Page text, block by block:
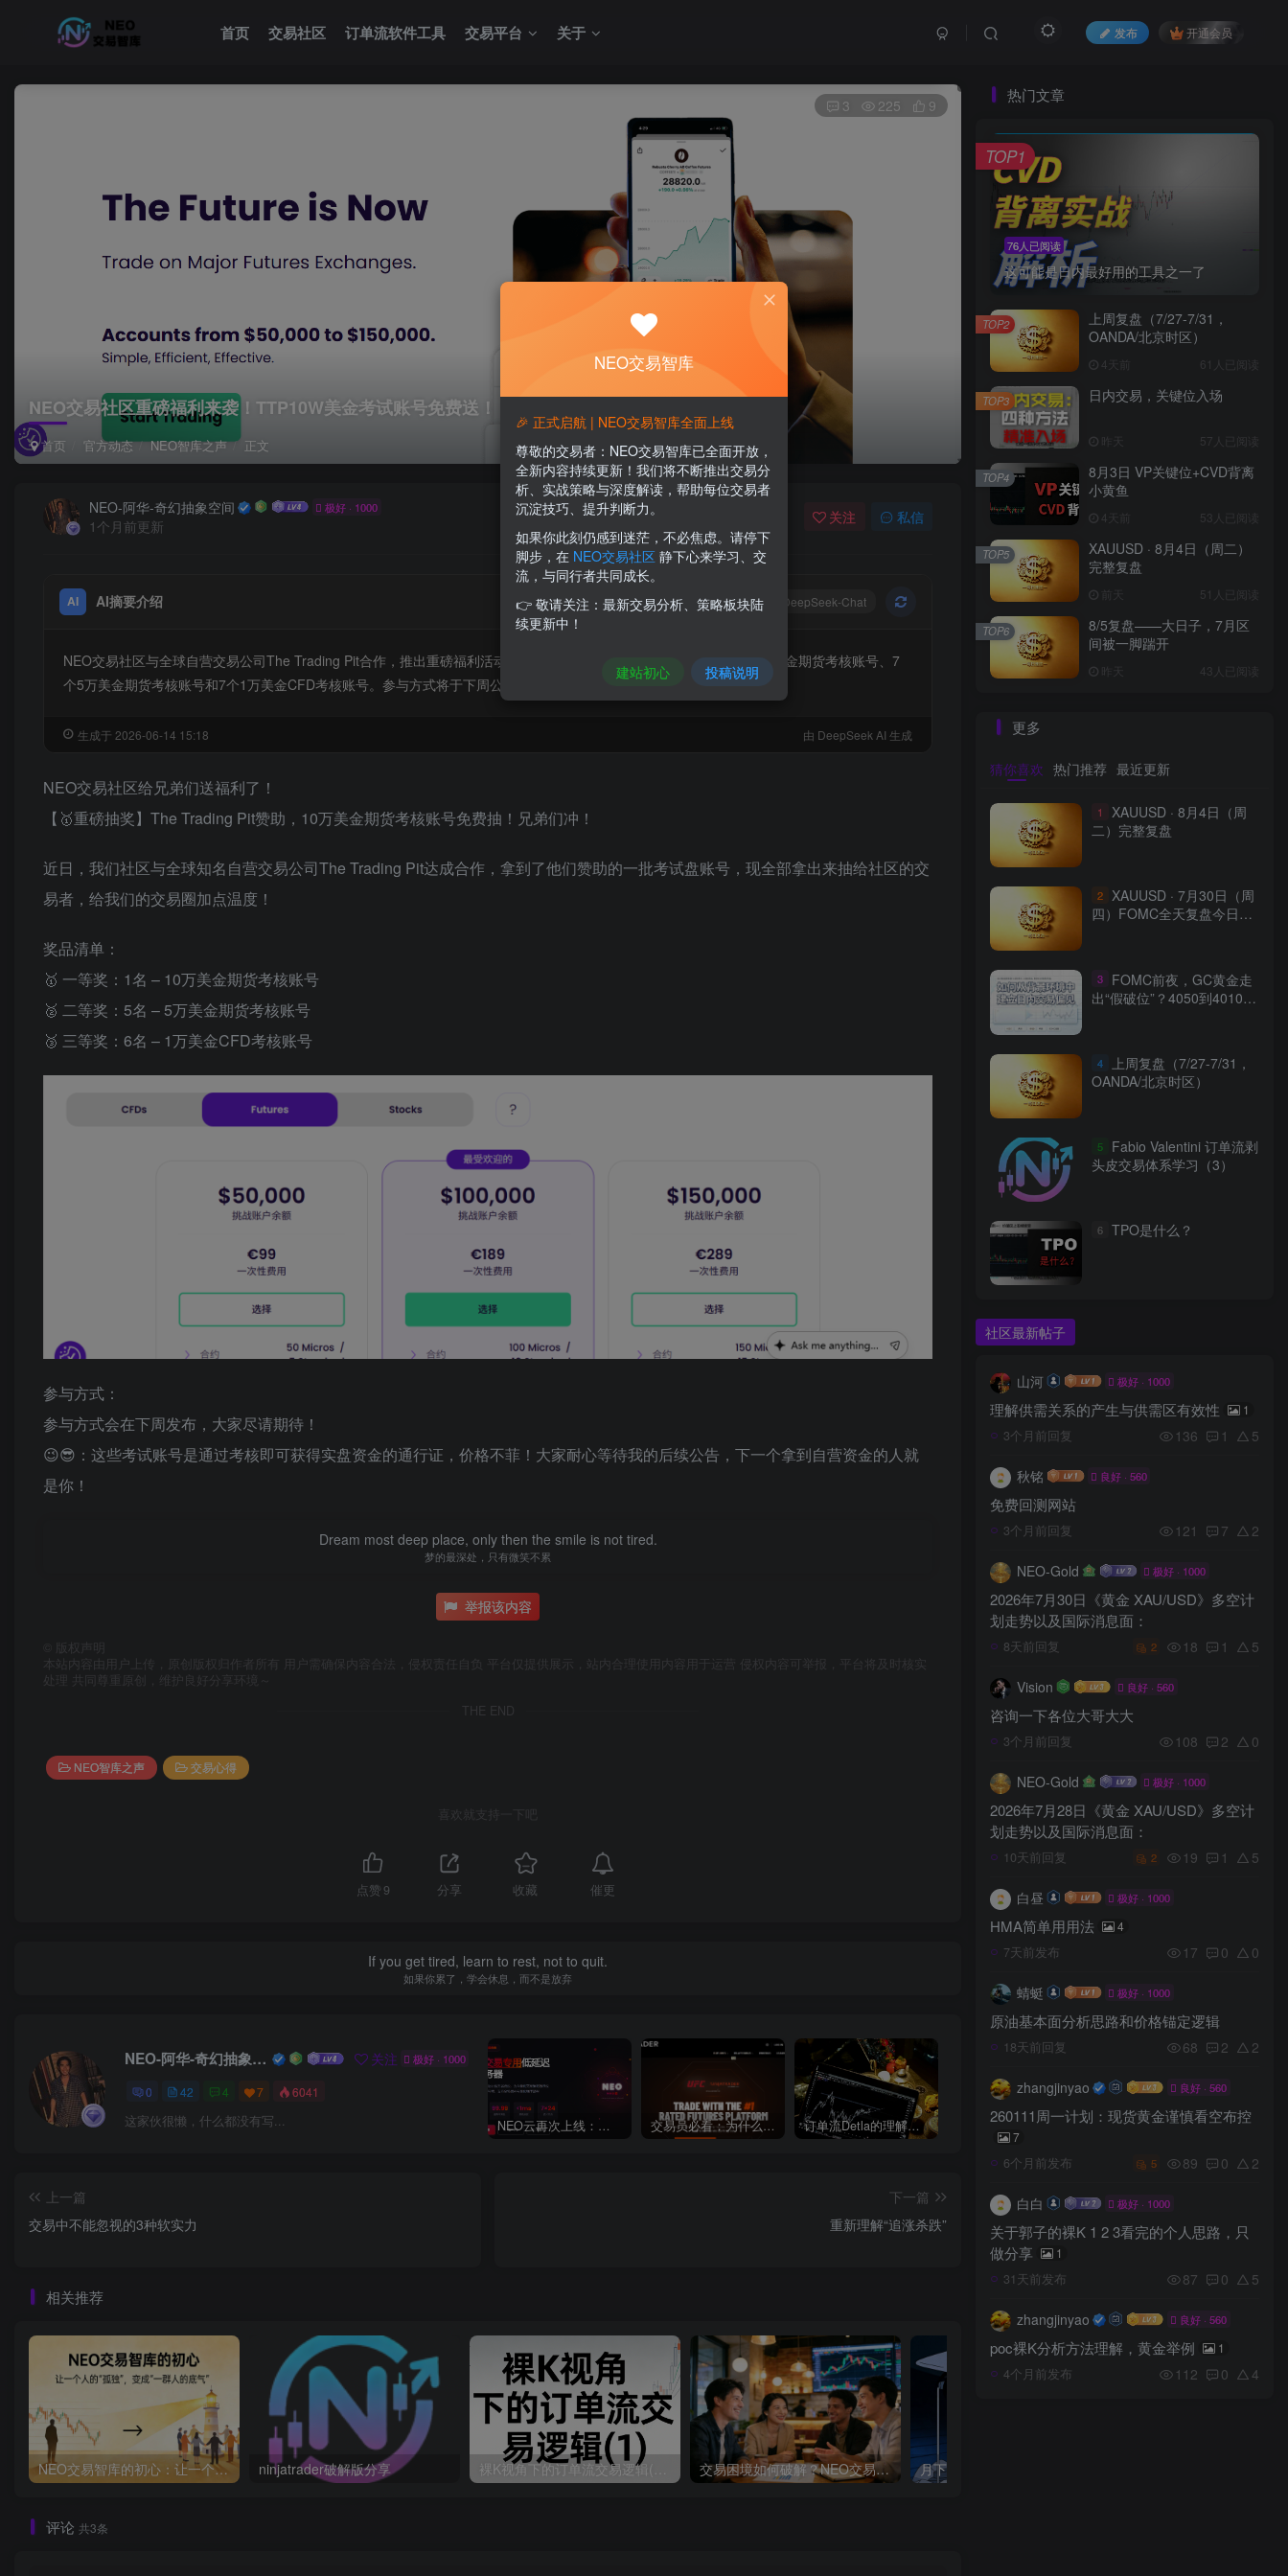
首页 交易社区 订单流软件工具 交易平台 关于 发布 开通会员
NEO交易社区重磅福利来袭！TTP10W美金考试账号免费送！
首页 官方动态 NEO智库之声 正文
3 225 9
NEO-阿华-奇幻抽象空间 极好 · 1000
1个月前更新 关注 私信
AI AI摘要介绍 DeepSeek-Chat
NEO交易社区与全球自营交易公司The Trading Pit合作，推出重磅福利活动，免费赠送一批考核账号。奖品包括1个10万美金期货考核账号、7
个5万美金期货考核账号和7个1万美金CFD考核账号。参与方式将于下周公布，通过考核可获得实盘资金。
生成于 2026-06-14 15:18 由 DeepSeek AI 生成
NEO交易社区给兄弟们送福利了！
【🥇重磅抽奖】The Trading Pit赞助，10万美金期货考核账号免费抽！兄弟们冲！
近日，我们社区与全球知名自营交易公司The Trading Pit达成合作，拿到了他们赞助的一批考试盘账号，现全部拿出来抽给社区的交
易者，给我们的交易圈加点温度！
奖品清单：
🥇 一等奖：1名 – 10万美金期货考核账号
🥈 二等奖：5名 – 5万美金期货考核账号
🥉 三等奖：6名 – 1万美金CFD考核账号
参与方式：
参与方式会在下周发布，大家尽请期待！
😉😎：这些考试账号是通过考核即可获得实盘资金的通行证，价格不菲！大家耐心等待我的后续公告，下一个拿到自营资金的人就
是你！
Dream most deep place, only then the smile is not tired.
梦的最深处，只有微笑不累
举报该内容
版权声明
本站内容由用户上传，原创版权归作者所有 用户需确保内容合法，侵权责任自负 平台仅提供展示，站内合理使用内容用于运营 侵权内容可举报，平台将及时核实
处理 共同尊重原创，维护良好分享环境～
THE END
NEO智库之声 交易心得
喜欢就支持一下吧
点赞 9 分享 收藏 催更
If you get tired, learn to rest, not to quit.
如果你累了，学会休息，而不是放弃
NEO-阿华-奇幻抽象空间 关注 极好 · 1000
0 42 4 7 6041
这家伙很懒，什么都没有写... NEO云再次上线：毫秒级延迟，赋能每一笔交易 交易员必看：为什么NinjaTrader是订单流交易的顶级选择？ 订单流Detla的理解，以及Detla在策略中的应用！ TTP10W美金考试账户抽奖活动参与方式来啦！ 订单流基础：SMC公允价值缺口
上一篇
交易中不能忽视的3种软实力
下一篇
重新理解“追涨杀跌”
相关推荐
NEO交易智库的初心：让一个人的 “孤独”，变成 “一群人的底气” ninjatrader破解版分享 裸K视角下的订单流交易逻辑(1)更新 交易困境如何破解？NEO交易社区 月下的交易路
评论 共3条
热门文章
76人已阅读
这可能是日内最好用的工具之一了
TOP1
上周复盘（7/27-7/31，
OANDA/北京时区）
4天前 61人已阅读
TOP2
日内交易，关键位入场
昨天 57人已阅读
TOP3
8月3日 VP关键位+CVD背离
小黄鱼
4天前 53人已阅读
TOP4
XAUUSD · 8月4日（周二）
完整复盘
51人已阅读
TOP5
8/5复盘——大日子，7月区
间被一脚踹开
昨天 43人已阅读
TOP6
更多
猜你喜欢 热门推荐 最近更新
1
XAUUSD · 8月4日（周
二）完整复盘
2 XAUUSD · 7月30日（周
四）FOMC全天复盘今日展
3
FOMC前夜，GC黄金走
出“假破位”？4050到4010全
4
上周复盘（7/27-7/31，
OANDA/北京时区）
5
Fabio Valentini 订单流剥
头皮交易体系学习（3）
6 TPO是什么？
社区最新帖子
山河 极好 · 1000
理解供需关系的产生与供需区有效性 1
3个月前回复 136 1 5
秋铭 良好 · 560
免费回测网站
3个月前回复 121 7 2
NEO-Gold 极好 · 1000
2026年7月30日《黄金 XAU/USD》多空计
划走势以及国际消息面：
8天前回复 2 18 1 5
Vision 良好 · 560
咨询一下各位大哥大大
3个月前回复 108 2 0
NEO-Gold 极好 · 1000
2026年7月28日《黄金 XAU/USD》多空计
划走势以及国际消息面：
10天前回复 2 19 1 5
白昼 极好 · 1000
HMA简单用用法 4
7天前发布 17 0 0
蜻蜓 极好 · 1000
原油基本面分析思路和价格锚定逻辑
18天前回复 68 2 2
zhangjinyao 良好 · 560
260111周一计划：现货黄金谨慎看空布控
7
6个月前发布 5 89 0 2
白白 极好 · 1000
关于郭子的裸K 1 2 3看完的个人思路，只
做分享
1
31天前发布 87 0 5
zhangjinyao 良好 · 560
poc裸K分析方法理解，黄金举例 1
4个月前发布 112 0 4
NEO交易智库
🎉 正式启航 | NEO交易智库全面上线
尊敬的交易者：NEO交易智库已全面开放，
全新内容持续更新！我们将不断推出交易分
析、实战策略与深度解读，帮助每位交易者
沉淀技巧、提升判断力。
如果你此刻仍感到迷茫，不必焦虑。请停下
脚步，在 NEO交易社区 静下心来学习、交
流，与同行者共同成长。
👉 敬请关注：最新交易分析、策略板块陆
续更新中！
建站初心 投稿说明